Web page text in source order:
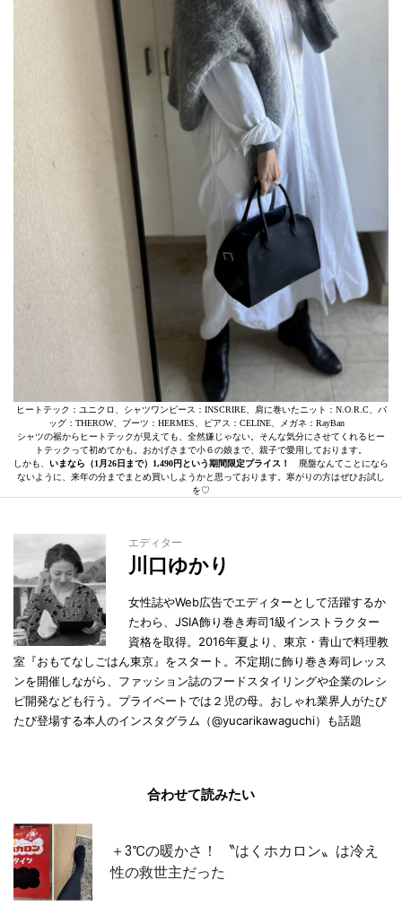
ヒートテック：ユニクロ、シャツワンピース：INSCRIRE、肩に巻いたニット：N.O.R.C、バ
ッグ：THEROW、ブーツ：HERMES、ピアス：CELINE、メガネ：RayBan
シャツの裾からヒートテックが見えても、全然嫌じゃない。そんな気分にさせてくれるヒー
トテックって初めてかも。おかげさまで小６の娘まで、親子で愛用しております。
しかも、 いまなら（1月26日まで）1,490円という期間限定プライス！ 廃盤なんてことになら
ないように、来年の分までまとめ買いしようかと思っております。寒がりの方はぜひお試し
を♡
エディター
川口ゆかり
女性誌やWeb広告でエディターとして活躍するか
たわら、JSIA飾り巻き寿司1級インストラクター
資格を取得。2016年夏より、東京・青山で料理教
室『おもてなしごはん東京』をスタート。不定期に飾り巻き寿司レッス
ンを開催しながら、ファッション誌のフードスタイリングや企業のレシ
ピ開発なども行う。プライベートでは２児の母。おしゃれ業界人がたび
たび登場する本人のインスタグラム（@yucarikawaguchi）も話題
合わせて読みたい
＋3℃の暖かさ！ 〝はくホカロン〟は冷え
性の救世主だった